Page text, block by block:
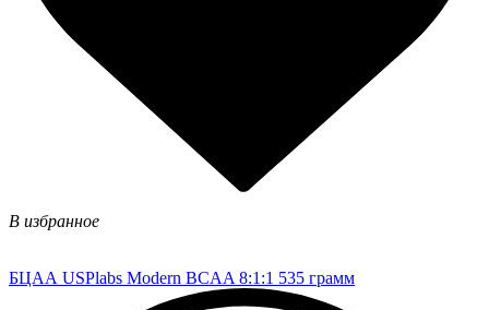
В избранное
БЦАА USPlabs Modern BCAA 8:1:1 535 грамм